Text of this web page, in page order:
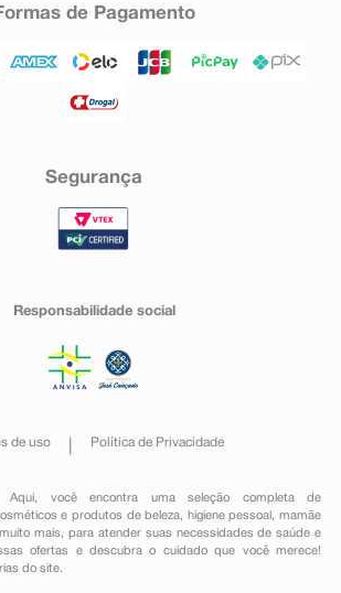
de Pagamento
Segurança
Responsabilidade social
de uso Política de Privacidade
Aqui, você encontra uma seleção completa de
e produtos de beleza, higiene pessoal ,mamãe
mais, para atender suas necessidades de saúde e
ofertas e descubra o cuidado que você merece!
do site.